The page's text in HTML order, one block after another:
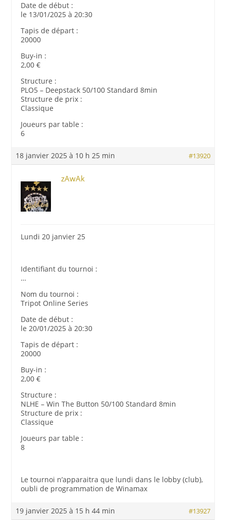
Date de début :
le 13/01/2025 à 20:30
Tapis de départ :
20000
Buy-in :
2,00 €
Structure :
PLO5 – Deepstack 50/100 Standard 8min
Structure de prix :
Classique
Joueurs par table :
6
18 janvier 2025 à 10 h 25 min #13920
zAwAk
Lundi 20 janvier 25
Identifiant du tournoi :
…
Nom du tournoi :
Tripot Online Series
Date de début :
le 20/01/2025 à 20:30
Tapis de départ :
20000
Buy-in :
2,00 €
Structure :
NLHE – Win The Button 50/100 Standard 8min
Structure de prix :
Classique
Joueurs par table :
8
Le tournoi n’apparaitra que lundi dans le lobby (club),
oubli de programmation de Winamax
19 janvier 2025 à 15 h 44 min #13927